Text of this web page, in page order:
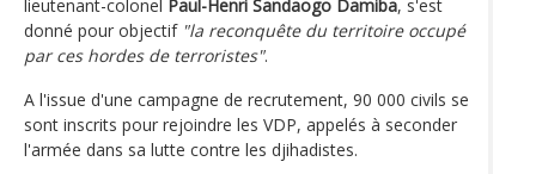
lieutenant-colonel Paul-Henri Sandaogo Damiba, s'est
donné pour objectif "la reconquête du territoire occupé
par ces hordes de terroristes".
A l'issue d'une campagne de recrutement, 90 000 civils se
sont inscrits pour rejoindre les VDP, appelés à seconder
l'armée dans sa lutte contre les djihadistes.